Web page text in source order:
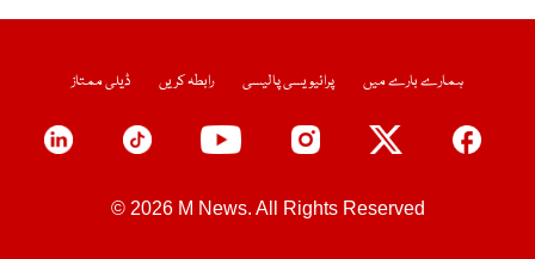
ہمارے بارے میں پرائیویسی پالیسی رابطہ کریں ڈیلی ممتاز
© 2026 M News. All Rights Reserved